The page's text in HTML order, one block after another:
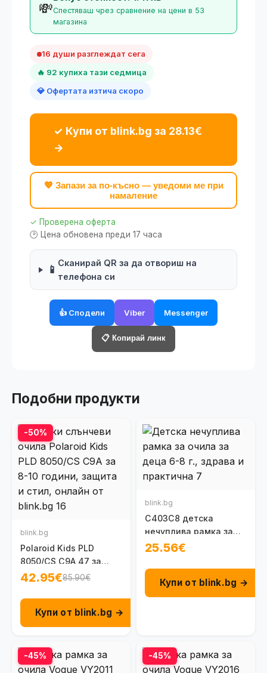
💸Спестяваш чрез сравнение на цени в 53
магазина
16 души разглеждат сега
🔥 92 купиха тази седмица
💎 Офертата изтича скоро
✓ Купи от blink.bg за 28.13€
→
💖 Запази за по-късно — уведоми ме при
намаление
✓ Проверена оферта
🕑 Цена обновена преди 17 часа
📱
Сканирай QR за да отвориш на
телефона си
👍 Сподели Viber Messenger
📋 Копирай линк
Подобни продукти
-50%
blink.bg
Polaroid Kids PLD
8050/CS C9A 47 за
деца на 8 до 10 г.
42.95€85.90€
Купи от blink.bg →
blink.bg
C403C8 детска
нечуплива рамка за
очила 6-8 г.
25.56€
Купи от blink.bg →
-45% -45%